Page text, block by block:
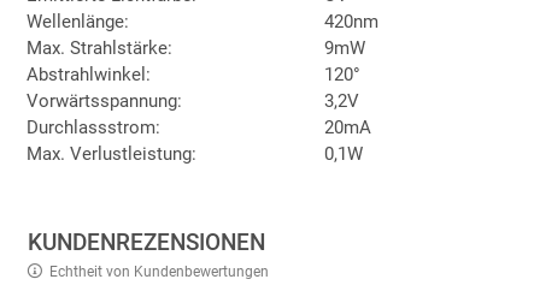
Wellenlänge:
420nm
Max. Strahlstärke:
9mW
Abstrahlwinkel:
120°
Vorwärtsspannung:
3,2V
Durchlassstrom:
20mA
Max. Verlustleistung:
0,1W
KUNDENREZENSIONEN
Echtheit von Kundenbewertungen